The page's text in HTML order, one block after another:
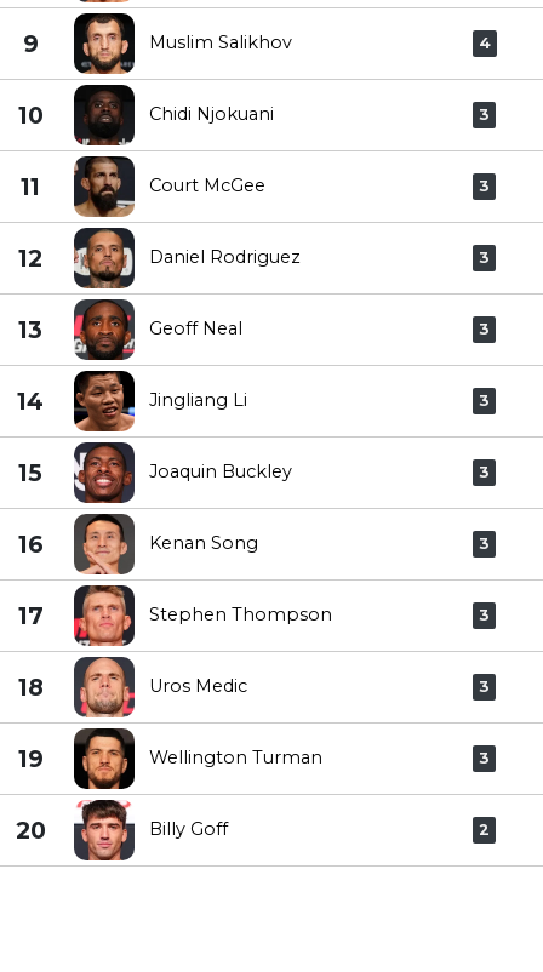
9 Muslim Salikhov 4
10 Chidi Njokuani 3
11 Court McGee 3
12 Daniel Rodriguez 3
13 Geoff Neal 3
14 Jingliang Li 3
15 Joaquin Buckley 3
16 Kenan Song 3
17 Stephen Thompson 3
18 Uros Medic 3
19 Wellington Turman 3
20 Billy Goff 2